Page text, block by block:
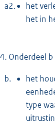
a2.
het
het in
4. Onderdeel
b.
het
type